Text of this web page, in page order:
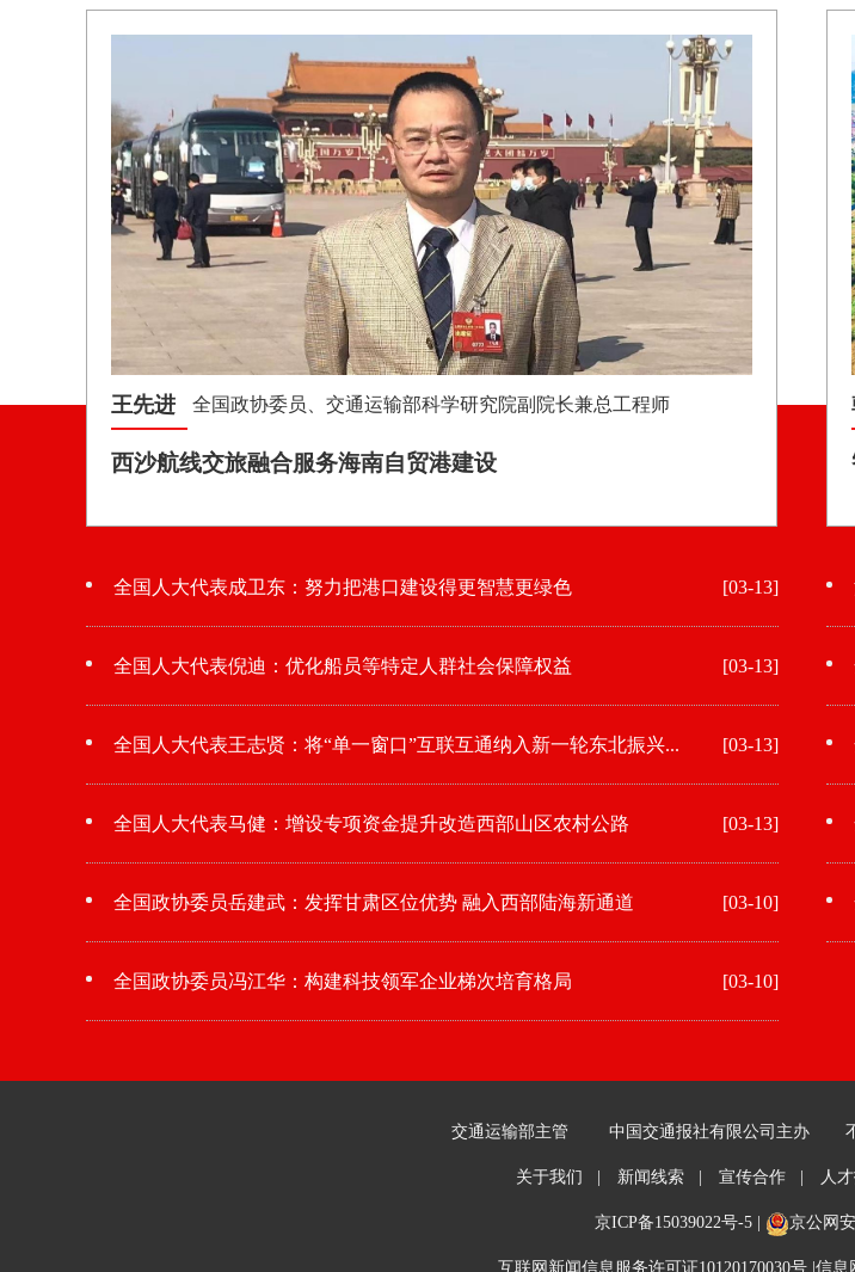
王先进 全国政协委员、交通运输部科学研究院副院长兼总工程师
西沙航线交旅融合服务海南自贸港建设
全国人大代表成卫东：努力把港口建设得更智慧更绿色 [03-13]
全国人大代表倪迪：优化船员等特定人群社会保障权益 [03-13]
全国人大代表王志贤：将“单一窗口”互联互通纳入新一轮东北振兴... [03-13]
全国人大代表马健：增设专项资金提升改造西部山区农村公路 [03-13]
全国政协委员岳建武：发挥甘肃区位优势 融入西部陆海新通道 [03-10]
全国政协委员冯江华：构建科技领军企业梯次培育格局 [03-10]
交通运输部主管 中国交通报社有限公司主办
关于我们 | 新闻线索 | 宣传合作 | 人
京ICP备15039022号-5| 京公网
互联网新闻信息服务许可证10120170030号 | 信息